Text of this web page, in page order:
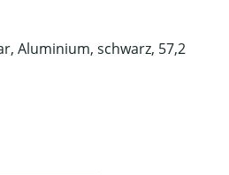
Aluminium, schwarz, 57,2